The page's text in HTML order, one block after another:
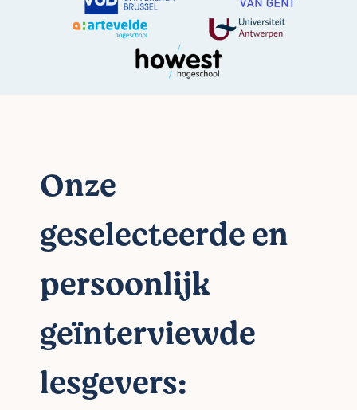
Onze
geselecteerde en
persoonlijk
geïnterviewde
lesgevers: